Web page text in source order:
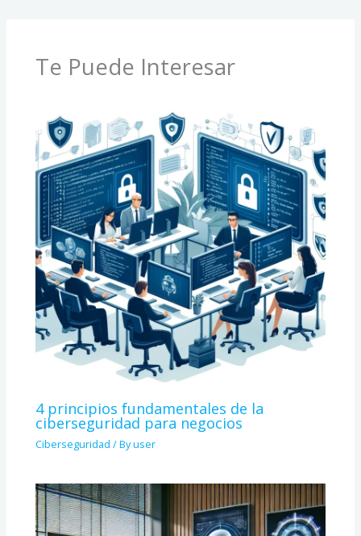
Te Puede Interesar
4 principios fundamentales de la
ciberseguridad para negocios
Ciberseguridad / Byuser